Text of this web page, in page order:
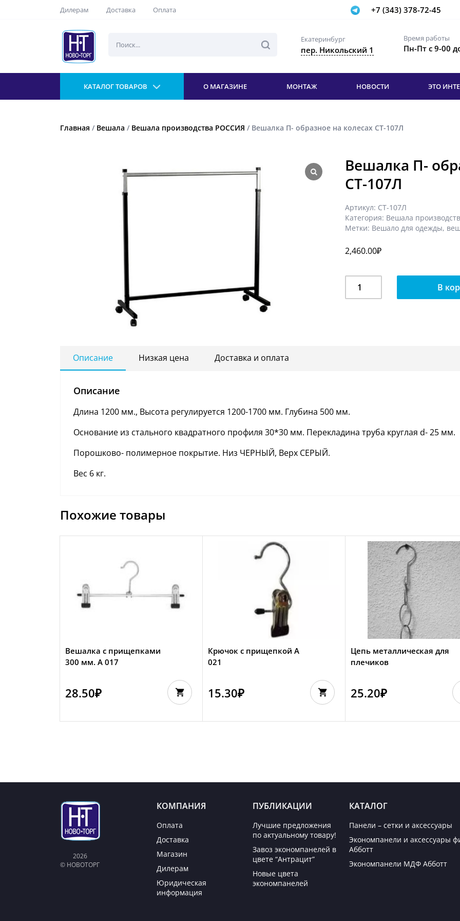
Дилерам Доставка Оплата +7 (343) 378-72-45
Екатеринбург
пер. Никольский 1
Время работы
Пн-Пт с 9-00
КАТАЛОГ ТОВАРОВ О МАГАЗИНЕ МОНТАЖ НОВОСТИ ЭТО
Главная / Вешала / Вешала производства РОССИЯ / Вешалка П- образное на колесах СТ-107Л
Вешалка П-
СТ-107Л
Артикул: СТ-107Л
Категория: Вешала
Метки: Вешало для одежды,
2,460.00₽
Вешалка
В
Описание Низкая цена Доставка и оплата
Описание
Длина 1200 мм., Высота регулируется 1200-1700 мм. Глубина 500 мм.
Основание из стального квадратного профиля 30*30 мм. Перекладина труба круглая d- 25 мм.
Порошково- полимерное покрытие. Низ ЧЕРНЫЙ, Верх СЕРЫЙ.
Вес 6 кг.
Похожие товары
Вешалка с прищепками
300 мм. А 017
28.50₽
Крючок с прищепкой А
021
15.30₽
Цепь металлическая для
плечиков
25.20₽
2026
© НОВОТОРГ
КОМПАНИЯ
Оплата
Доставка
Магазин
Дилерам
Юридическая
информация
ПУБЛИКАЦИИ
Лучшие предложения
по актуальному товару!
Завоз экономпанелей в
цвете “Антрацит”
Новые цвета
экономпанелей
КАТАЛОГ
Панели – сетки и аксессуары
Экономпанели и аксессуары
Абботт
Экономпанели МДФ Абботт